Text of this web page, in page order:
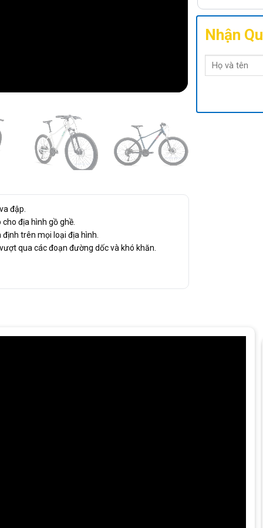
đập.
địa hình gồ ghề.
trên mọi loại địa hình.
qua các đoạn đường dốc và khó khăn.
Nhận